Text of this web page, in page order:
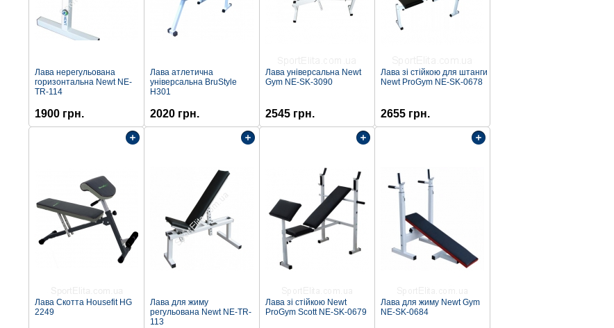
Лава нерегульована
горизонтальна Newt NE-
TR-114
1900 грн.
Лава атлетична
універсальна BruStyle
Н301
2020 грн.
Лава універсальна Newt
Gym NE-SK-3090
2545 грн.
Лава зі стійкою для штанги
Newt ProGym NE-SK-0678
2655 грн.
Лава Скотта Housefit HG
2249
Лава для жиму
регульована Newt NE-TR-
113
Лава зі стійкою Newt
ProGym Scott NE-SK-0679
Лава для жиму Newt Gym
NE-SK-0684